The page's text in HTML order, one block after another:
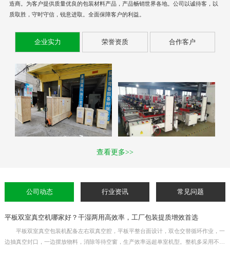
造商。为客户提供质量优良的包装材料产品，产品畅销世界各地。公司以诚待客，以
质取胜，守时守信，锐意进取。全面保障客户的利益。
企业实力 荣誉资质 合作客户
查看更多>>
公司动态 行业资讯 常见问题
平板双室真空机哪家好？干湿两用高效率，工厂包装提质增效首选
平板双室真空包装机配备左右双真空腔，平板平整台面设计，双仓交替循环作业，一
边抽真空封口，一边摆放物料，消除等待空窗，生产效率远超单室机型。整机多采用不锈